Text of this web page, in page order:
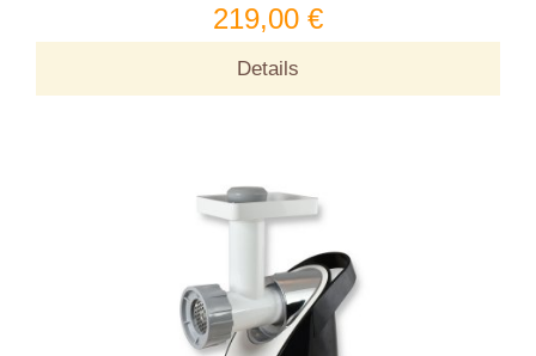
219,00 €
Details